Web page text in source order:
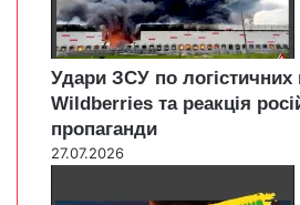
Удари ЗСУ по логістичних
Wildberries та реакція
пропаганди
27.07.2026